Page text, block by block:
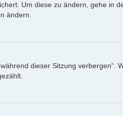
Um diese zu ändern, gehe in
ändern.
dieser Sitzung verbergen“.